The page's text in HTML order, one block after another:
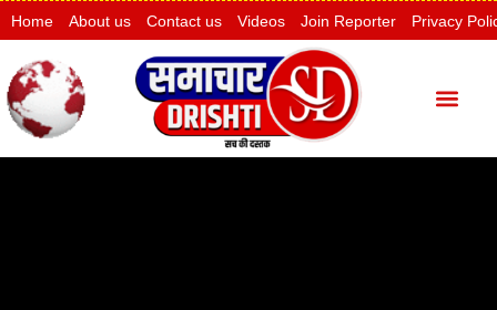
Home About us Contact us Videos Join Reporter Privacy